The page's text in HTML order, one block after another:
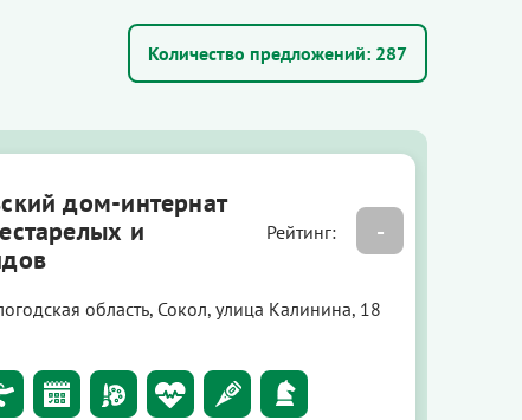
Количество предложений: 287
дом-интернат
и
Рейтинг: -
область, Сокол, улица Калинина, 18